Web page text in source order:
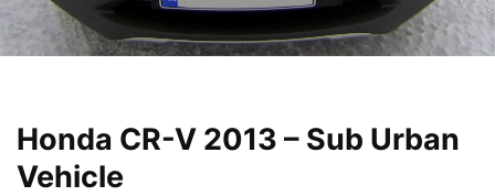
Honda CR-V 2013 – Sub Urban
Vehicle